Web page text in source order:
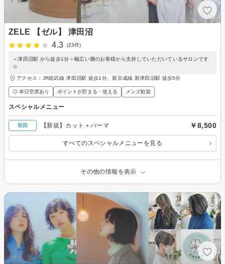
ZELE 【ゼル】 津田沼
4.3
(23件)
＜津田沼駅 から徒歩1分＞幅広い層のお客様から支持していただいているサロンです
☆
アクセス：JR総武線 津田沼駅 徒歩1分、新京成線 新津田沼駅 徒歩5分
◎ 本日空席あり ポイントが貯まる・使える メンズ歓迎
スペシャルメニュー
初回 【新規】カット＋パーマ ￥8,500
すべてのスペシャルメニューを見る
その他の情報を表示